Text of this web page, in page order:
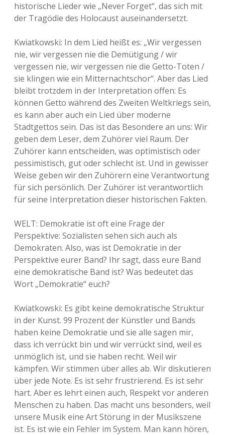
historische Lieder wie „Never Forget“, das sich mit
der Tragödie des Holocaust auseinandersetzt.
Kwiatkowski: In dem Lied heißt es: „Wir vergessen
nie, wir vergessen nie die Demütigung / wir
vergessen nie, wir vergessen nie die Getto-Toten /
sie klingen wie ein Mitternachtschor“. Aber das Lied
bleibt trotzdem in der Interpretation offen: Es
können Getto während des Zweiten Weltkriegs sein,
es kann aber auch ein Lied über moderne
Stadtgettos sein. Das ist das Besondere an uns: Wir
geben dem Leser, dem Zuhörer viel Raum. Der
Zuhörer kann entscheiden, was optimistisch oder
pessimistisch, gut oder schlecht ist. Und in gewisser
Weise geben wir den Zuhörern eine Verantwortung
für sich persönlich. Der Zuhörer ist verantwortlich
für seine Interpretation dieser historischen Fakten.
WELT: Demokratie ist oft eine Frage der
Perspektive: Sozialisten sehen sich auch als
Demokraten. Also, was ist Demokratie in der
Perspektive eurer Band? Ihr sagt, dass eure Band
eine demokratische Band ist? Was bedeutet das
Wort „Demokratie“ euch?
Kwiatkowski: Es gibt keine demokratische Struktur
in der Kunst. 99 Prozent der Künstler und Bands
haben keine Demokratie und sie alle sagen mir,
dass ich verrückt bin und wir verrückt sind, weil es
unmöglich ist, und sie haben recht. Weil wir
kämpfen. Wir stimmen über alles ab. Wir diskutieren
über jede Note. Es ist sehr frustrierend. Es ist sehr
hart. Aber es lehrt einen auch, Respekt vor anderen
Menschen zu haben. Das macht uns besonders, weil
unsere Musik eine Art Störung in der Musikszene
ist. Es ist wie ein Fehler im System. Man kann hören,